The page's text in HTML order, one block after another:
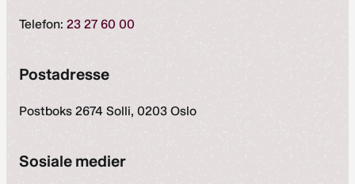
Telefon: 23 27 60 00
Postadresse
Postboks 2674 Solli, 0203 Oslo
Sosiale medier